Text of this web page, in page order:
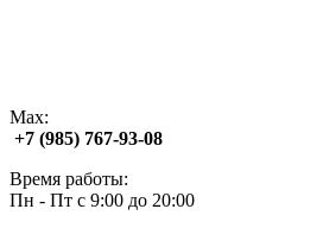
Max:
+7 (985) 767‑93‑08
Время работы:
Пн - Пт с 9:00 до 20:00